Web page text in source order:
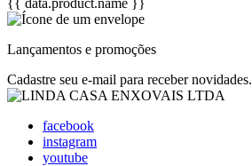
Lançamentos e promoções
Cadastre seu e-mail para receber novidades.
facebook
instagram
youtube